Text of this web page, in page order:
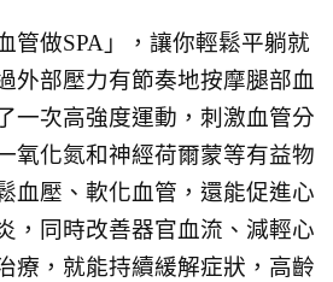
管做SPA」，讓你輕鬆平躺就
外部壓力有節奏地按摩腿部血
一次高強度運動，刺激血管分
氧化氮和神經荷爾蒙等有益物
血壓、軟化血管，還能促進心
，同時改善器官血流、減輕心
療，就能持續緩解症狀，高齡